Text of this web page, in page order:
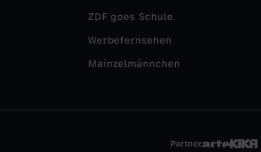
ZDF goes Schule
Werbefernsehen
Mainzelmännchen
Partner